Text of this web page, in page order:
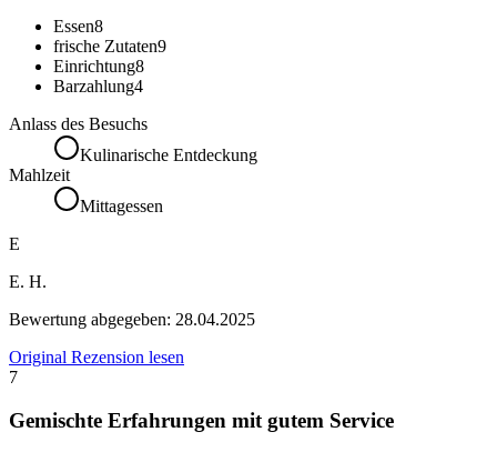
Essen8
frische Zutaten9
Einrichtung8
Barzahlung4
Anlass des Besuchs
Kulinarische Entdeckung
Mahlzeit
Mittagessen
E
E. H.
Bewertung abgegeben: 28.04.2025
Original Rezension lesen
7
Gemischte Erfahrungen mit gutem Service